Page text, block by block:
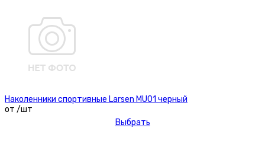
Наколенники спортивные Larsen MU01 черный
от /шт
Выбрать